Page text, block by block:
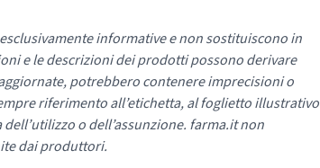
informative e non sostituiscono in
e le descrizioni dei prodotti possono derivare
potrebbero contenere imprecisioni o
riferimento all’etichetta, al foglietto illustrativo
o dell’assunzione. farma.it non
dai produttori.